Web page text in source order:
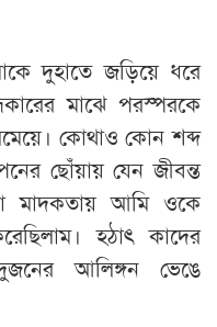
দুহাতে জড়িয়ে ধরে
মাঝে পরস্পরকে
কোথাও কোন শব্দ
ছোঁয়ায় যেন জীবন্ত
মাদকতায় আমি ওকে
হঠাৎ কাদের
আলিঙ্গন ভেঙে